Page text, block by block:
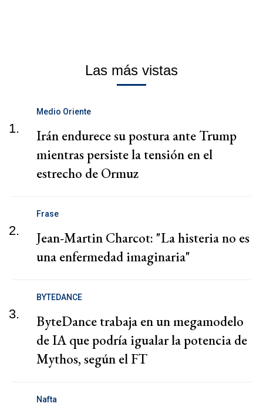
Las más vistas
1.
Medio Oriente
Irán endurece su postura ante Trump
mientras persiste la tensión en el
estrecho de Ormuz
2.
Frase
Jean-Martin Charcot: "La histeria no es
una enfermedad imaginaria"
3.
BYTEDANCE
ByteDance trabaja en un megamodelo
de IA que podría igualar la potencia de
Mythos, según el FT
Nafta